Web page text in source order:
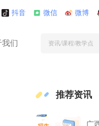
抖音 微信 微博
我们
推荐资讯
广